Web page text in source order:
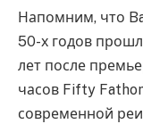
Напомним, что
50-х годов
лет после
часов Fifty
современной